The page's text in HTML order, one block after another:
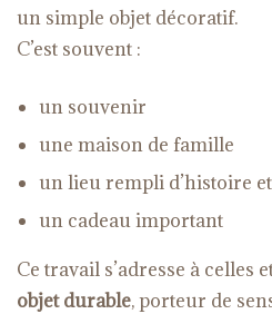
un simple objet décoratif.
C’est souvent :
un souvenir
une maison de famille
un lieu rempli d’histoire et
un cadeau important
Ce travail s’adresse à celles
objet durable, porteur de